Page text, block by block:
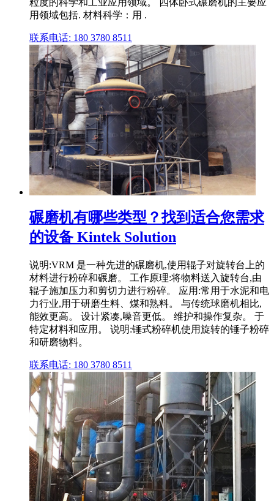
用领域包括. 材料科学：用 .
联系电话: 180 3780 8511
碾磨机有哪些类型？找到适合您需求
的设备 Kintek Solution
说明:VRM 是一种先进的碾磨机,使用辊子对旋转台上的
材料进行粉碎和碾磨。 工作原理:将物料送入旋转台,由
辊子施加压力和剪切力进行粉碎。 应用:常用于水泥和电
力行业,用于研磨生料、煤和熟料。 与传统球磨机相比,
能效更高。 设计紧凑,噪音更低。 维护和操作复杂。 于
特定材料和应用。 说明:锤式粉碎机使用旋转的锤子粉碎
和研磨物料。
联系电话: 180 3780 8511